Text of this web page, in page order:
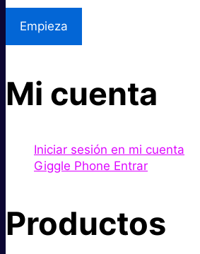
Empieza
Mi cuenta
Iniciar sesión en mi cuenta
Giggle Phone Entrar
Productos